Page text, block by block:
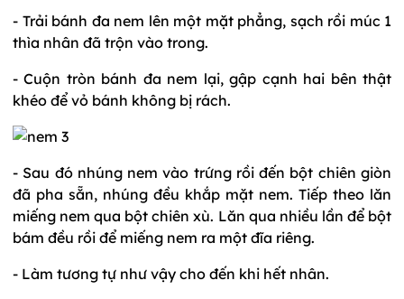
- Trải bánh đa nem lên một mặt phẳng, sạch rồi múc 1
thìa nhân đã trộn vào trong.
- Cuộn tròn bánh đa nem lại, gập cạnh hai bên thật
khéo để vỏ bánh không bị rách.
- Sau đó nhúng nem vào trứng rồi đến bột chiên giòn
đã pha sẵn, nhúng đều khắp mặt nem. Tiếp theo lăn
miếng nem qua bột chiên xù. Lăn qua nhiều lần để bột
bám đều rồi để miếng nem ra một đĩa riêng.
- Làm tương tự như vậy cho đến khi hết nhân.